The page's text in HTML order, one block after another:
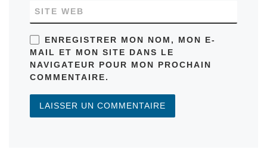
SITE WEB
ENREGISTRER MON NOM, MON E-
MAIL ET MON SITE DANS LE
NAVIGATEUR POUR MON PROCHAIN
COMMENTAIRE.